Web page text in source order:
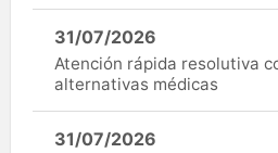
31/07/2026
Atención rápida resolutiva
alternativas médicas
31/07/2026